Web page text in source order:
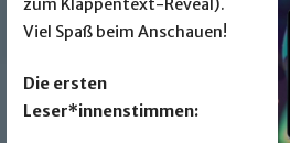
zum Klappentext-Reveal).
Viel Spaß beim Anschauen!
Die ersten
Leser*innenstimmen: